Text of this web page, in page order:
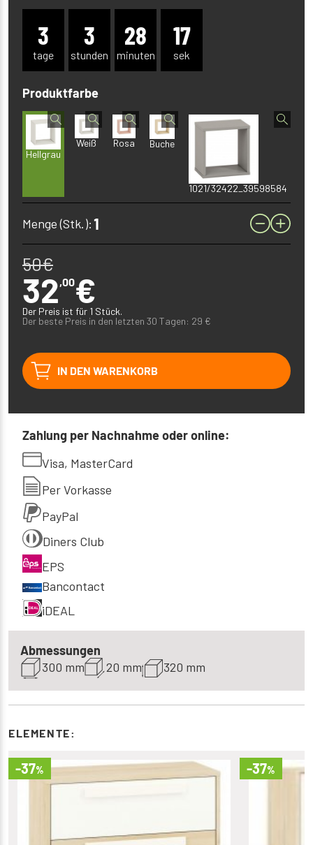
3
tage
3
stunden
28
minuten
15
sek
Produktfarbe
Hellgrau
Weiß Rosa Buche
1021/32422_39598584
Menge (Stk.):
50€
32,00€
Der Preis ist für 1 Stück.
Der beste Preis in den letzten 30 Tagen: 29 €
IN DEN WARENKORB
Zahlung per Nachnahme oder online:
Visa, MasterCard
Per Vorkasse
PayPal
Diners Club
EPS
Bancontact
iDEAL
Abmessungen
300 mm
20 mm 320 mm
ELEMENTE:
-37% -37%